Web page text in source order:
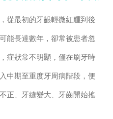
從最初的牙齦輕微紅腫到後
能長達數年，卻常被患者忽
症狀常不明顯，僅在刷牙時
中期至重度牙周病階段，便
正、牙縫變大、牙齒開始搖